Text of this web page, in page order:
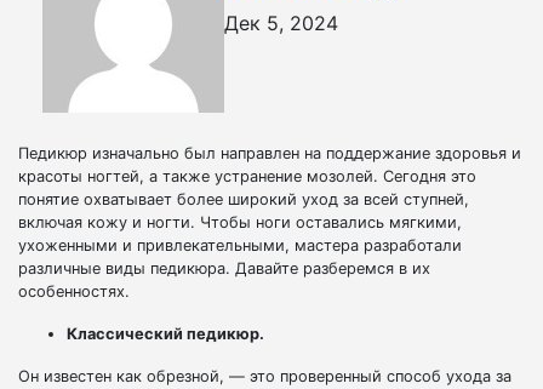
Дек 5, 2024
Педикюр изначально был направлен на поддержание здоровья и
красоты ногтей, а также устранение мозолей. Сегодня это
понятие охватывает более широкий уход за всей ступней,
включая кожу и ногти. Чтобы ноги оставались мягкими,
ухоженными и привлекательными, мастера разработали
различные виды педикюра. Давайте разберемся в их
особенностях.
Классический педикюр.
Он известен как обрезной, — это проверенный способ ухода за